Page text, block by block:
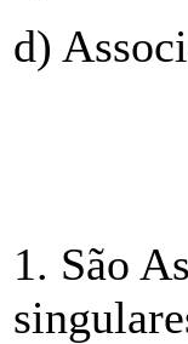
d)
1. São